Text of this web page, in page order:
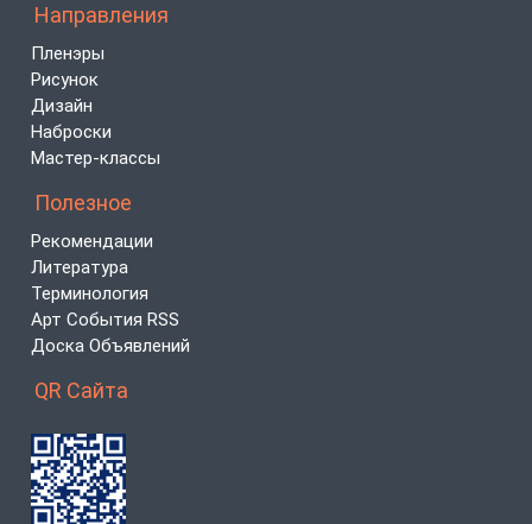
Направления
Пленэры
Рисунок
Дизайн
Наброски
Мастер-классы
Полезное
Рекомендации
Литература
Терминология
Арт События RSS
Доска Объявлений
QR Сайта